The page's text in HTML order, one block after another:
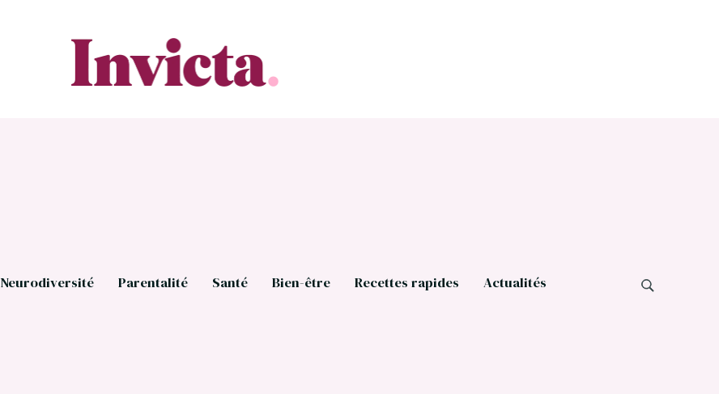
Neurodiversité Parentalité Santé Bien-être Recettes rapides Actualités